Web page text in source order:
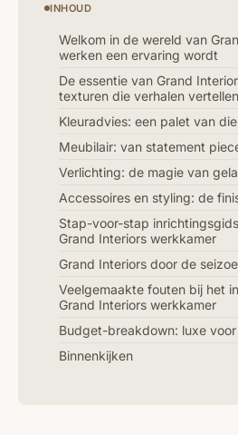
INHOUD
Welkom in de wereld van
werken een ervaring wordt
De essentie van Grand
texturen die verhalen vertellen
Kleuradvies: een palet van
Meubilair: van statement
Verlichting: de magie van
Accessoires en styling: de
Stap-voor-stap
Grand Interiors werkkamer
Grand Interiors door de
Veelgemaakte fouten bij het
Grand Interiors werkkamer
Budget-breakdown: luxe
Binnenkijken